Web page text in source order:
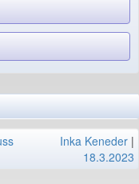
Inka Keneder |
18.3.2023